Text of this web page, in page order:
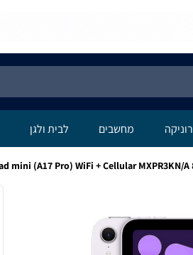
מחשבים לבית ולגן